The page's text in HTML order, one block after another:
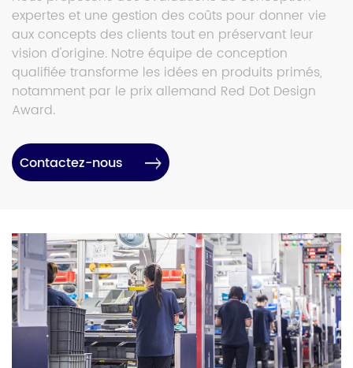
expertes et une gestion des coûts pour donner vie
aux concepts des clients tout en préservant leur
vision d'origine. Notre équipe de conception
qualifiée transforme les idées en produits primés,
notamment par le prix allemand Red Dot Design
Award.
Contactez-nous